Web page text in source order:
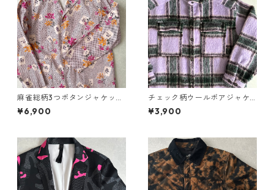
麻雀総柄3つボタンジャケット
M 古着 メンズ
¥6,900
チェック柄ウールボアジャケ
ット チェック柄 L 古着 メンズ
¥3,900